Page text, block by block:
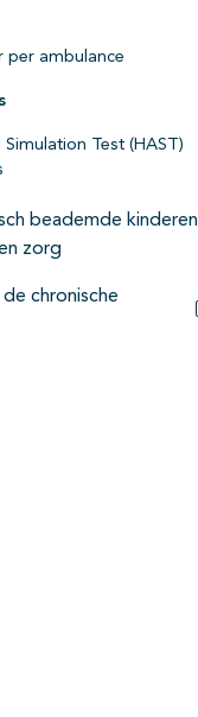
per ambulance
Test (HAST)
beademde kinderen
zorg
chronische